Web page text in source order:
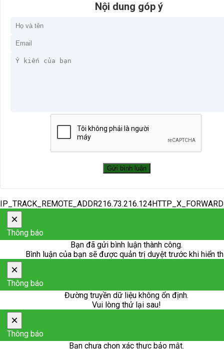
Nội dung góp ý
×
Thông báo
Bạn đã gửi bình luận thành công.
Bình luận của bạn sẽ được quản trị duyệt trước khi hiển
×
Thông báo
Đường truyền dữ liệu không ổn định.
Vui lòng thử lại sau!
×
Thông báo
Bạn chưa chọn xác thực bảo mật.